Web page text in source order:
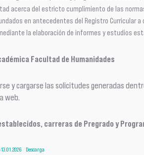
acerca del estricto cumplimiento de las
en antecedentes del Registro Curricular a
la elaboración de informes y estudios
Facultad de Humanidades
y cargarse las solicitudes generadas
web.
carreras de Pregrado y
Descarga